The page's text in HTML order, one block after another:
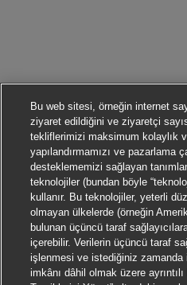
Bu web sitesi, örneğin internet
ziyaret edildiğini ve ziyaretçi
tekliflerimizi maksimum kolaylık
yapılandırmamızı ve pazarlama
desteklememizi sağlayan
teknolojiler (bundan böyle
kullanır. Bu teknolojiler, yeterli
olmayan ülkelerde (örneğin
bulunan üçüncü taraf
içerebilir. Verilerin üçüncü taraf
işlenmesi ve istediğiniz
imkânı dâhil olmak üzere